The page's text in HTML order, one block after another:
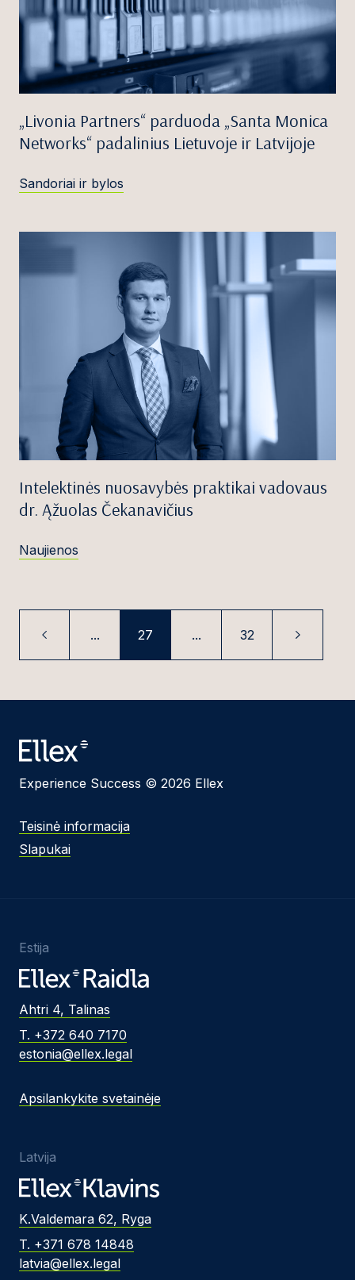
„Livonia Partners“ parduoda „Santa Monica
Networks“ padalinius Lietuvoje ir Latvijoje
Sandoriai ir bylos
Intelektinės nuosavybės praktikai vadovaus
dr. Ąžuolas Čekanavičius
Naujienos
... 27 ... 32
Experience Success © 2026 Ellex
Teisinė informacija
Slapukai
Estija
Ahtri 4, Talinas
T. +372 640 7170
estonia@ellex.legal
Apsilankykite svetainėje
Latvija
K.Valdemara 62, Ryga
T. +371 678 14848
latvia@ellex.legal